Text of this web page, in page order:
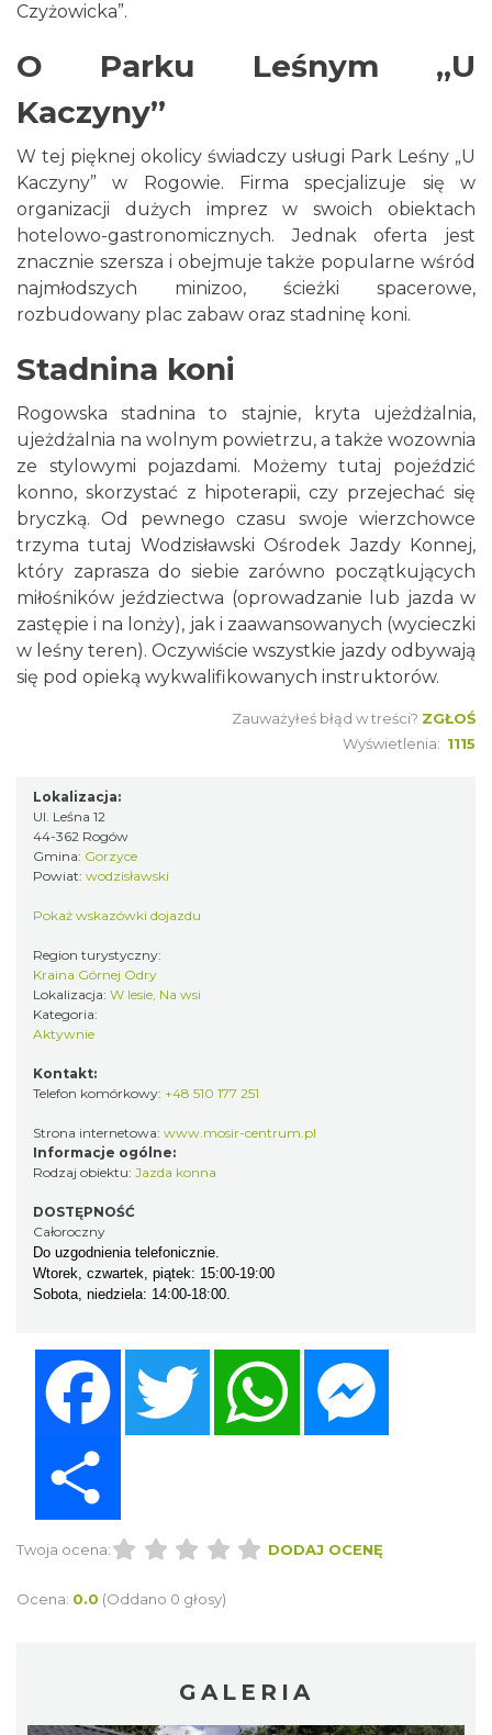
Czyżowicka”.
O Parku Leśnym „U
Kaczyny”
W tej pięknej okolicy świadczy usługi Park Leśny „U
Kaczyny” w Rogowie. Firma specjalizuje się w
organizacji dużych imprez w swoich obiektach
hotelowo-gastronomicznych. Jednak oferta jest
znacznie szersza i obejmuje także popularne wśród
najmłodszych minizoo, ścieżki spacerowe,
rozbudowany plac zabaw oraz stadninę koni.
Stadnina koni
Rogowska stadnina to stajnie, kryta ujeżdżalnia,
ujeżdżalnia na wolnym powietrzu, a także wozownia
ze stylowymi pojazdami. Możemy tutaj pojeździć
konno, skorzystać z hipoterapii, czy przejechać się
bryczką. Od pewnego czasu swoje wierzchowce
trzyma tutaj Wodzisławski Ośrodek Jazdy Konnej,
który zaprasza do siebie zarówno początkujących
miłośników jeździectwa (oprowadzanie lub jazda w
zastępie i na lonży), jak i zaawansowanych (wycieczki
w leśny teren). Oczywiście wszystkie jazdy odbywają
się pod opieką wykwalifikowanych instruktorów.
Zauważyłeś błąd w treści? ZGŁOŚ
Wyświetlenia: 1115
Lokalizacja:
Ul. Leśna 12
44-362 Rogów
Gmina: Gorzyce
Powiat: wodzisławski
Pokaż wskazówki dojazdu
Region turystyczny:
Kraina Górnej Odry
Lokalizacja: W lesie, Na wsi
Kategoria:
Aktywnie
Kontakt:
Telefon komórkowy: +48 510 177 251
Strona internetowa: www.mosir-centrum.pl
Informacje ogólne:
Rodzaj obiektu: Jazda konna
DOSTĘPNOŚĆ
Całoroczny
Do uzgodnienia telefonicznie.
Wtorek, czwartek, piątek: 15:00-19:00
Sobota, niedziela: 14:00-18:00.
Twitter WhatsApp
Twoja ocena: DODAJ OCENĘ
Ocena: 0.0 (Oddano 0 głosy)
GALERIA